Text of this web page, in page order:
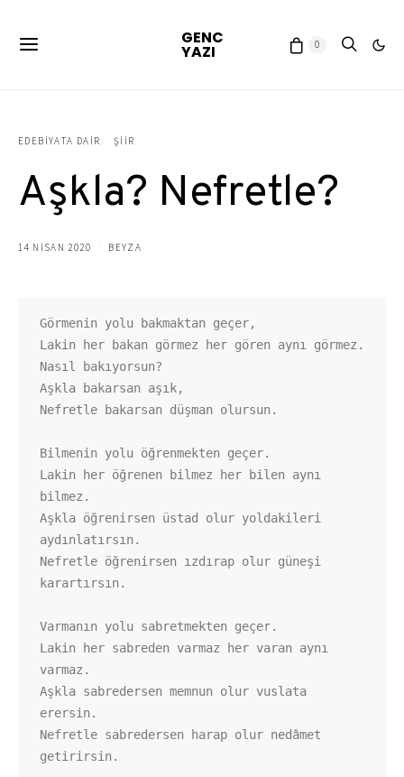
GENC
YAZI 0
EDEBIYATA DAIR ŞIIR
Aşkla? Nefretle?
14 NISAN 2020 BEYZA
Görmenin yolu bakmaktan geçer,
Lakin her bakan görmez her gören aynı görmez.
Nasıl bakıyorsun?
Aşkla bakarsan aşık,
Nefretle bakarsan düşman olursun.
Bilmenin yolu öğrenmekten geçer.
Lakin her öğrenen bilmez her bilen aynı
bilmez.
Aşkla öğrenirsen üstad olur yoldakileri
aydınlatırsın.
Nefretle öğrenirsen ızdırap olur güneşi
karartırsın.
Varmanın yolu sabretmekten geçer.
Lakin her sabreden varmaz her varan aynı
varmaz.
Aşkla sabredersen memnun olur vuslata
erersin.
Nefretle sabredersen harap olur nedâmet
getirirsin.